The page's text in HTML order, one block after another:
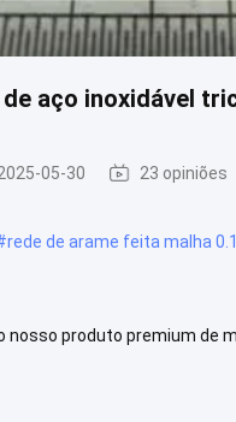
aço inoxidável
05-30 23 opiniões
rede de arame feita malha
nosso produto premium de